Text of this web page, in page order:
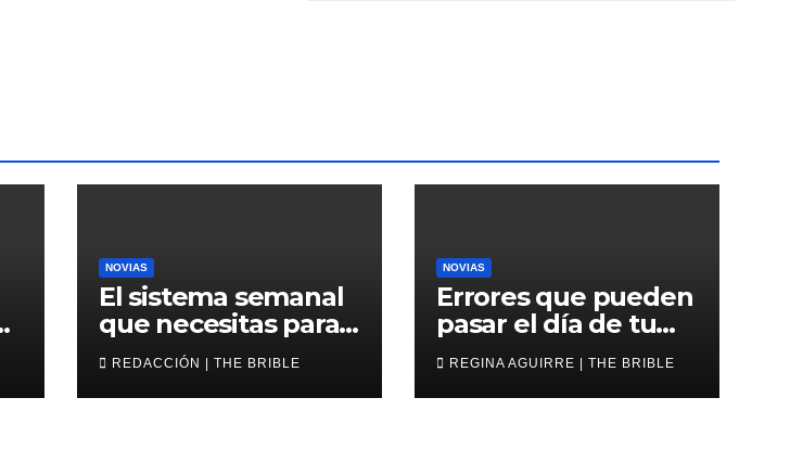
NOVIAS
El sistema semanal
que necesitas para
avanzar en tu boda
REDACCIÓN | THE BRIBLE
NOVIAS
Errores que pueden
pasar el día de tu
boda
REGINA AGUIRRE | THE BRIBLE